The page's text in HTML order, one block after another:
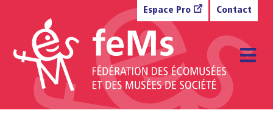
Espace Pro Contact